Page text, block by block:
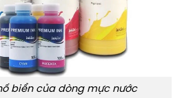
biển của dòng mực nước